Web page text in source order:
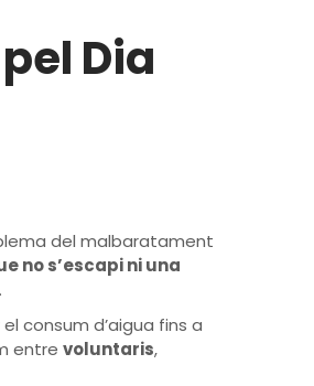
Dia
del malbaratament
no s’escapi ni una
consum d’aigua fins a
entre voluntaris,